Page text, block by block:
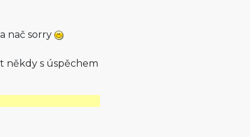
nač sorry
někdy s úspěchem